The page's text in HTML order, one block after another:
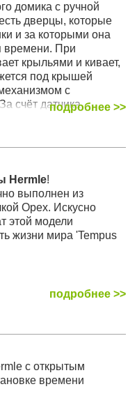
домика с ручной
дверцы, которые
и за которыми она
времени. При
крыльями и кивает,
под крышей
с
счёт датчика
день от ночи,
бой
и маятника)
подробнее >>
Hermle!
выполнен из
Орех. Искусно
этой модели
жизни мира 'Tempus
подробнее >>
с открытым
времени